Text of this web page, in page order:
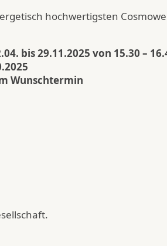
hochwertigsten
bis 29.11.2025 von 15.30 –
Wunschtermin